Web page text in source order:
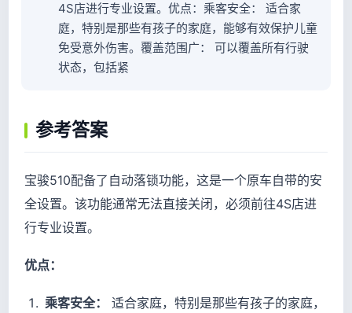
4S店进行专业设置。优点：乘客安全： 适合家
庭，特别是那些有孩子的家庭，能够有效保护儿童
免受意外伤害。覆盖范围广： 可以覆盖所有行驶
状态，包括紧
参考答案
宝骏510配备了自动落锁功能，这是一个原车自带的安
全设置。该功能通常无法直接关闭，必须前往4S店进
行专业设置。
优点：
乘客安全：
适合家庭，特别是那些有孩子的家庭，